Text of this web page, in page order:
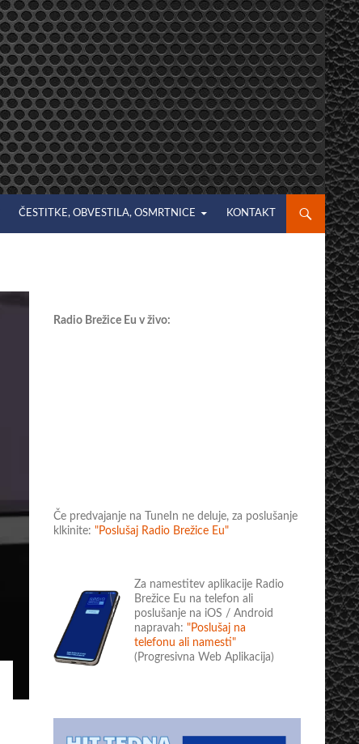
ČESTITKE, OBVESTILA, OSMRTNICE KONTAKT
Radio Brežice Eu v živo:
Če predvajanje na TuneIn ne deluje, za poslušanje
klkinite: "Poslušaj Radio Brežice Eu"
Za namestitev aplikacije Radio
Brežice Eu na telefon ali
poslušanje na iOS / Android
napravah: "Poslušaj na
telefonu ali namesti"
(Progresivna Web Aplikacija)